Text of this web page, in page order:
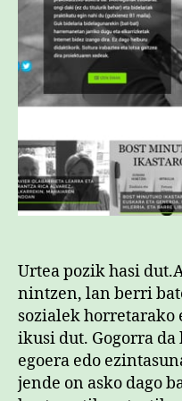
Urtea pozik hasi
nintzen, lan berri
sozialek horretarako
ikusi dut. Gogorra
egoera edo
jende on asko dago